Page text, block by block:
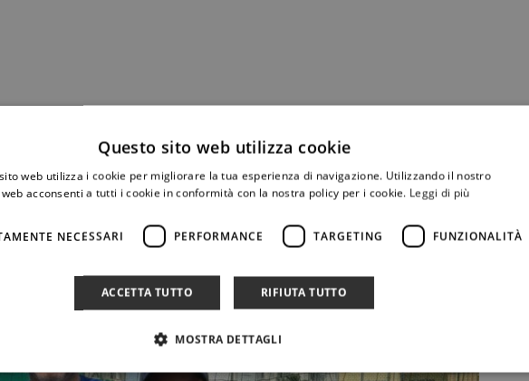
𝐂𝐥𝐚𝐮𝐝𝐢𝐨 𝐃𝐢 𝐌𝐚𝐫𝐭𝐢𝐧𝐨
Questo sito web utilizza cookie
web utilizza i cookie per migliorare la tua esperienza di navigazione. Utilizzando il nostro
acconsenti a tutti i cookie in conformità con la nostra policy per i cookie. Leggi di più
NECESSARI PERFORMANCE TARGETING FUNZIONALITÀ
ACCETTA TUTTO RIFIUTA TUTTO
MOSTRA DETTAGLI